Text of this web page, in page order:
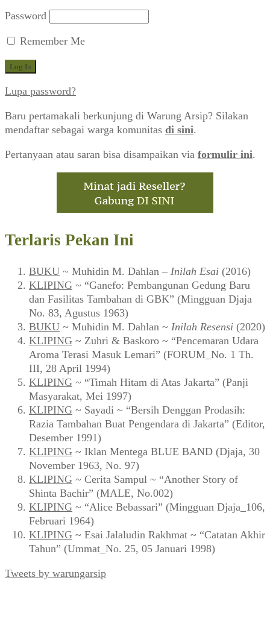
Password
Remember Me
Lupa password?
Baru pertamakali berkunjung di Warung Arsip? Silakan
mendaftar sebagai warga komunitas di sini.
Pertanyaan atau saran bisa disampaikan via formulir ini.
Terlaris Pekan Ini
BUKU ~ Muhidin M. Dahlan – Inilah Esai (2016)
KLIPING ~ “Ganefo: Pembangunan Gedung Baru
dan Fasilitas Tambahan di GBK” (Mingguan Djaja
No. 83, Agustus 1963)
BUKU ~ Muhidin M. Dahlan ~ Inilah Resensi (2020)
KLIPING ~ Zuhri & Baskoro ~ “Pencemaran Udara
Aroma Terasi Masuk Lemari” (FORUM_No. 1 Th.
III, 28 April 1994)
KLIPING ~ “Timah Hitam di Atas Jakarta” (Panji
Masyarakat, Mei 1997)
KLIPING ~ Sayadi ~ “Bersih Denggan Prodasih:
Razia Tambahan Buat Pengendara di Jakarta” (Editor,
Desember 1991)
KLIPING ~ Iklan Mentega BLUE BAND (Djaja, 30
November 1963, No. 97)
KLIPING ~ Cerita Sampul ~ “Another Story of
Shinta Bachir” (MALE, No.002)
KLIPING ~ “Alice Bebassari” (Mingguan Djaja_106,
Februari 1964)
KLIPING ~ Esai Jalaludin Rakhmat ~ “Catatan Akhir
Tahun” (Ummat_No. 25, 05 Januari 1998)
Tweets by warungarsip